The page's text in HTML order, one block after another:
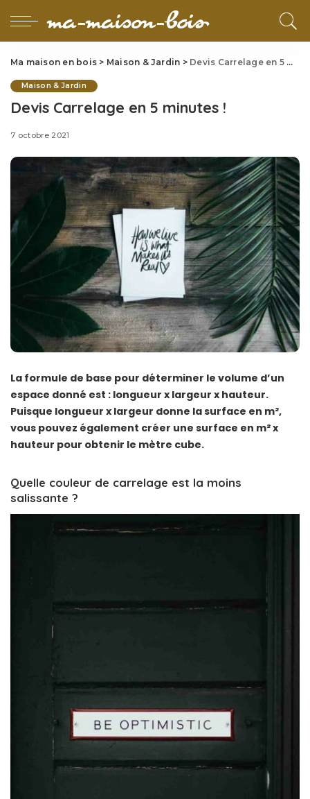
Ma maison en bois > Maison & Jardin > Devis Carrelage en 5 minutes !
Maison & Jardin
Devis Carrelage en 5 minutes !
7 octobre 2021
La formule de base pour déterminer le volume d’un
espace donné est : longueur x largeur x hauteur.
Puisque longueur x largeur donne la surface en m²,
vous pouvez également créer une surface en m² x
hauteur pour obtenir le mètre cube.
Quelle couleur de carrelage est la moins
salissante ?